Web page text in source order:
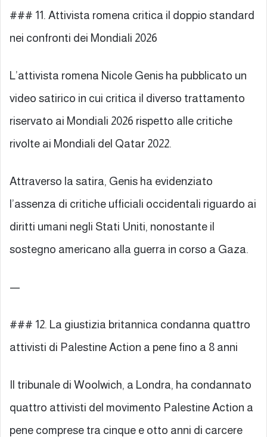
### 11. Attivista romena critica il doppio standard
nei confronti dei Mondiali 2026
L’attivista romena Nicole Genis ha pubblicato un
video satirico in cui critica il diverso trattamento
riservato ai Mondiali 2026 rispetto alle critiche
rivolte ai Mondiali del Qatar 2022.
Attraverso la satira, Genis ha evidenziato
l’assenza di critiche ufficiali occidentali riguardo ai
diritti umani negli Stati Uniti, nonostante il
sostegno americano alla guerra in corso a Gaza.
—
### 12. La giustizia britannica condanna quattro
attivisti di Palestine Action a pene fino a 8 anni
Il tribunale di Woolwich, a Londra, ha condannato
quattro attivisti del movimento Palestine Action a
pene comprese tra cinque e otto anni di carcere